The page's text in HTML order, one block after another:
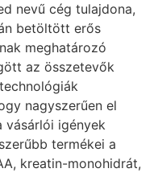
nevű cég tulajdona,
betöltött erős
meghatározó
az összetevők
nagyszerűen el
vásárlói igények
termékei a
kreatin-monohidrát,